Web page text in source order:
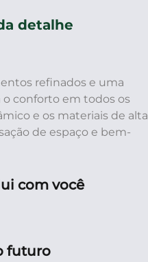
detalhe
refinados e uma
o conforto em todos os
e os materiais de alta
de espaço e bem-
com você
futuro